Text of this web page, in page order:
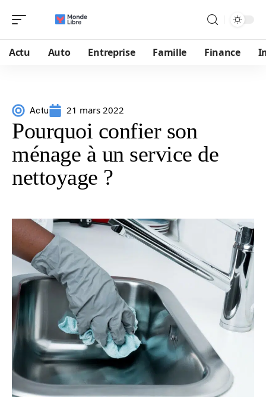
Actu Auto Entreprise Famille Finance
Actu 21 mars 2022
Pourquoi confier son
ménage à un service de
nettoyage ?